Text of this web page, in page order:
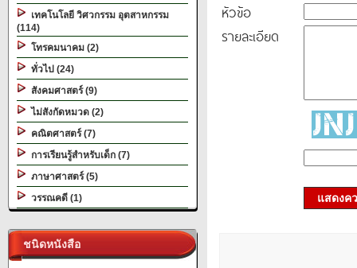
เทคโนโลยี วิศวกรรม อุตสาหกรรม
(114)
โทรคมนาคม (2)
ทั่วไป (24)
สังคมศาสตร์ (9)
ไม่สังกัดหมวด (2)
คณิตศาสตร์ (7)
การเรียนรู้สำหรับเด็ก (7)
ภาษาศาสตร์ (5)
วรรณคดี (1)
ชนิดหนังสือ
หัวข้อ
รายละเอียด
แสดงค